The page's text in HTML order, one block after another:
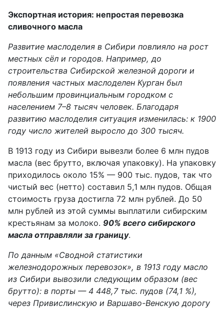
Экспортная история: непростая перевозка
сливочного масла
Развитие маслоделия в Сибири повлияло на рост
местных сёл и городов. Например, до
строительства Сибирской железной дороги и
появления частных маслоделен Курган был
небольшим провинциальным городком с
населением 7–8 тысяч человек. Благодаря
развитию маслоделия ситуация изменилась: к 1900
году число жителей выросло до 300 тысяч.
В 1913 году из Сибири вывезли более 6 млн пудов
масла (вес брутто, включая упаковку). На упаковку
приходилось около 15% — 900 тыс. пудов, так что
чистый вес (нетто) составил 5,1 млн пудов. Общая
стоимость груза достигла 72 млн рублей. До 50
млн рублей из этой суммы выплатили сибирским
крестьянам за молоко. 90% всего сибирского
масла отправляли за границу.
По данным «Сводной статистики
железнодорожных перевозок», в 1913 году масло
из Сибири вывозили следующим образом (вес
брутто): в порты — 4 448,7 тыс. пудов (74,1 %),
через Привислинскую и Варшаво-Венскую дорогу